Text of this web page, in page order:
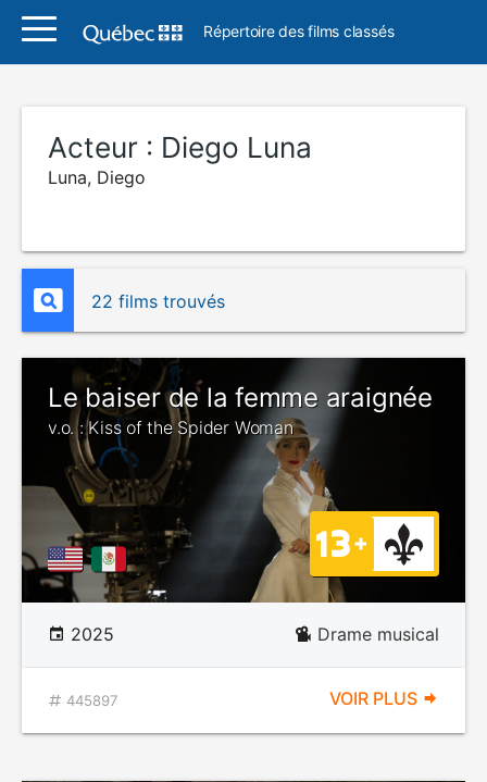
Répertoire des films classés
Acteur : Diego Luna
Luna, Diego
22 films trouvés
Le baiser de la femme araignée
v.o. : Kiss of the Spider Woman
2025 Drame musical
445897 VOIR PLUS